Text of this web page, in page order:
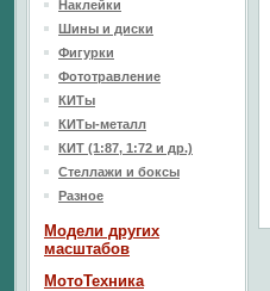
Наклейки
Шины и диски
Фигурки
Фототравление
КИТы
КИТы-металл
КИТ (1:87, 1:72 и др.)
Стеллажи и боксы
Разное
Модели других
масштабов
МотоТехника